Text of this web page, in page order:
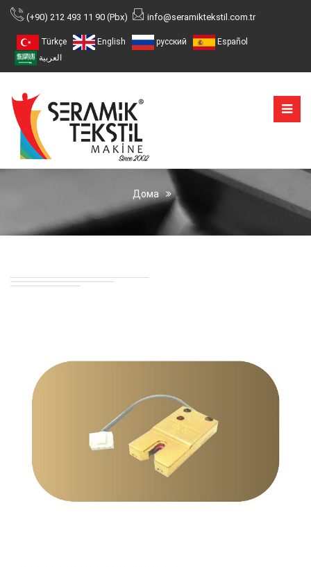
(+90) 212 493 11 90 (Pbx) info@seramiktekstil.com.tr
Türkçe English русский
Español
العربية
Дома